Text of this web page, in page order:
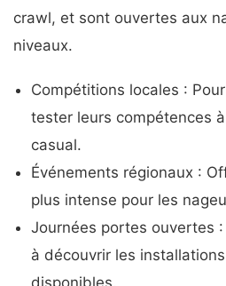
crawl, et sont ouvertes aux
niveaux.
Compétitions locales :
tester leurs compétences
casual.
Événements régionaux :
plus intense pour les
Journées portes ouvertes
à découvrir les